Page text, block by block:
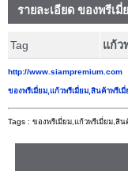
รายละเอียด ของพรีเมี่
Tag แก้ว
http://www.siampremium.com
ของพรีเมี่ยม,แก้วพรีเมี่ยม,สินค้าพรีเ
Tags : ของพรีเมี่ยม,แก้วพรีเมี่ยม,สิน